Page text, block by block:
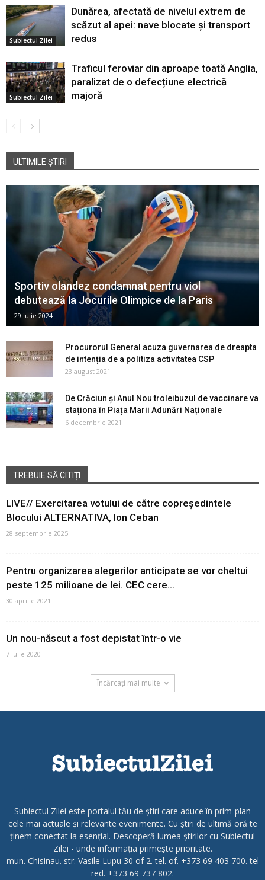
Subiectul Zilei
Dunărea, afectată de nivelul extrem de
scăzut al apei: nave blocate și transport
redus
Subiectul Zilei
Traficul feroviar din aproape toată Anglia,
paralizat de o defecțiune electrică
majoră
ULTIMILE ȘTIRI
Sportiv olandez condamnat pentru viol
debutează la Jocurile Olimpice de la Paris
29 iulie 2024
Procurorul General acuza guvernarea de dreapta
de intenția de a politiza activitatea CSP
23 august 2021
De Crăciun și Anul Nou troleibuzul de vaccinare va
staționa în Piața Marii Adunări Naționale
6 decembrie 2021
TREBUIE SĂ CITIȚI
LIVE// Exercitarea votului de către copreședintele
Blocului ALTERNATIVA, Ion Ceban
28 septembrie 2025
Pentru organizarea alegerilor anticipate se vor cheltui
peste 125 milioane de lei. CEC cere...
30 aprilie 2021
Un nou-născut a fost depistat într-o vie
7 iulie 2020
Încărcați mai multe
Subiectul Zilei este portalul tău de știri care aduce în prim-plan
cele mai actuale și relevante evenimente. Cu știri de ultimă oră te
ținem conectat la esențial. Descoperă lumea știrilor cu Subiectul
Zilei - unde informația primește prioritate.
mun. Chisinau. str. Vasile Lupu 30 of 2. tel. of. +373 69 403 700. tel
red. +373 69 737 802.